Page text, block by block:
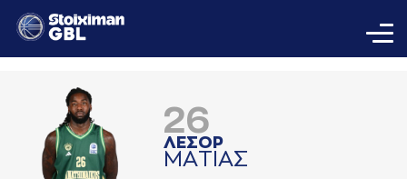
26
ΛΕΣΟΡ
ΜAΤΙAΣ